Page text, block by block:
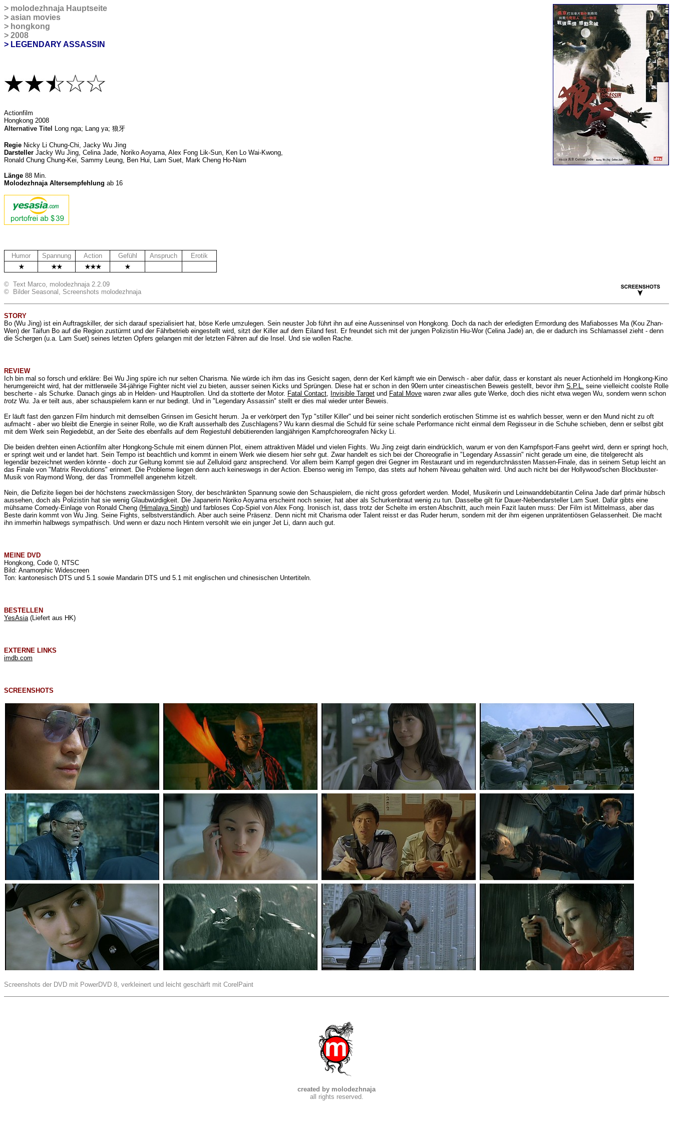
> molodezhnaja Hauptseite
> asian movies
> hongkong
> 2008
> LEGENDARY ASSASSIN
Actionfilm
Hongkong 2008
Alternative Titel
Long nga; Lang ya; 狼牙
Regie Nicky Li Chung-Chi, Jacky Wu Jing
Darsteller Jacky Wu Jing, Celina Jade, Noriko Aoyama, Alex Fong Lik-Sun, Ken Lo Wai-Kwong,
Ronald Chung Chung-Kei, Sammy Leung, Ben Hui, Lam Suet, Mark Cheng Ho-Nam
Länge 88 Min.
Molodezhnaja Altersempfehlung ab 16
Humor Spannung Action Gefühl Anspruch
Erotik
© Text Marco, molodezhnaja 2.2.09
© Bilder Seasonal, Screenshots molodezhnaja
STORY
Bo (Wu Jing) ist ein Auftragskiller, der sich darauf spezialisiert hat, böse Kerle umzulegen. Sein neuster Job führt ihn auf eine Ausseninsel von Hongkong. Doch da nach der erledigten Ermordung des Mafiabosses Ma (Kou Zhan-
Wen) der Taifun Bo auf die Region zustürmt und der Fährbetrieb eingestellt wird, sitzt der Killer auf dem Eiland fest. Er freundet sich mit der jungen Polizistin Hiu-Wor (Celina Jade) an, die er dadurch ins Schlamassel zieht - denn
die Schergen (u.a. Lam Suet) seines letzten Opfers gelangen mit der letzten Fähren auf die Insel. Und sie wollen Rache.
REVIEW
Ich bin mal so forsch und erkläre: Bei Wu Jing spüre ich nur selten Charisma. Nie würde ich ihm das ins Gesicht sagen, denn der Kerl kämpft wie ein Derwisch - aber dafür, dass er konstant als neuer Actionheld im Hongkong-Kino
herumgereicht wird, hat der mittlerweile 34-jährige Fighter nicht viel zu bieten, ausser seinen Kicks und Sprüngen. Diese hat er schon in den 90ern unter cineastischen Beweis gestellt, bevor ihm S.P.L. seine vielleicht coolste Rolle
bescherte - als Schurke. Danach gings ab in Helden- und Hauptrollen. Und da stotterte der Motor. Fatal Contact, Invisible Target und Fatal Move waren zwar alles gute Werke, doch dies nicht etwa wegen Wu, sondern wenn schon
trotz Wu. Ja er teilt aus, aber schauspielern kann er nur bedingt. Und in "Legendary Assassin" stellt er dies mal wieder unter Beweis.
Er läuft fast den ganzen Film hindurch mit demselben Grinsen im Gesicht herum. Ja er verkörpert den Typ "stiller Killer" und bei seiner nicht sonderlich erotischen Stimme ist es wahrlich besser, wenn er den Mund nicht zu oft
aufmacht - aber wo bleibt die Energie in seiner Rolle, wo die Kraft ausserhalb des Zuschlagens? Wu kann diesmal die Schuld für seine schale Performance nicht einmal dem Regisseur in die Schuhe schieben, denn er selbst gibt
mit dem Werk sein Regiedebüt, an der Seite des ebenfalls auf dem Regiestuhl debütierenden langjährigen Kampfchoreografen Nicky Li.
Die beiden drehten einen Actionfilm alter Hongkong-Schule mit einem dünnen Plot, einem attraktiven Mädel und vielen Fights. Wu Jing zeigt darin eindrücklich, warum er von den Kampfsport-Fans geehrt wird, denn er springt hoch,
er springt weit und er landet hart. Sein Tempo ist beachtlich und kommt in einem Werk wie diesem hier sehr gut. Zwar handelt es sich bei der Choreografie in "Legendary Assassin" nicht gerade um eine, die titelgerecht als
legendär bezeichnet werden könnte - doch zur Geltung kommt sie auf Zelluloid ganz ansprechend. Vor allem beim Kampf gegen drei Gegner im Restaurant und im regendurchnässten Massen-Finale, das in seinem Setup leicht an
das Finale von "Matrix Revolutions" erinnert. Die Probleme liegen denn auch keineswegs in der Action. Ebenso wenig im Tempo, das stets auf hohem Niveau gehalten wird. Und auch nicht bei der Hollywood'schen Blockbuster-
Musik von Raymond Wong, der das Trommelfell angenehm kitzelt.
Nein, die Defizite liegen bei der höchstens zweckmässigen Story, der beschränkten Spannung sowie den Schauspielern, die nicht gross gefordert werden. Model, Musikerin und Leinwanddebütantin Celina Jade darf primär hübsch
aussehen, doch als Polizistin hat sie wenig Glaubwürdigkeit. Die Japanerin Noriko Aoyama erscheint noch sexier, hat aber als Schurkenbraut wenig zu tun. Dasselbe gilt für Dauer-Nebendarsteller Lam Suet. Dafür gibts eine
mühsame Comedy-Einlage von Ronald Cheng (Himalaya Singh) und farbloses Cop-Spiel von Alex Fong. Ironisch ist, dass trotz der Schelte im ersten Abschnitt, auch mein Fazit lauten muss: Der Film ist Mittelmass, aber das
Beste darin kommt von Wu Jing. Seine Fights, selbstverständlich. Aber auch seine Präsenz. Denn nicht mit Charisma oder Talent reisst er das Ruder herum, sondern mit der ihm eigenen unprätentiösen Gelassenheit. Die macht
ihn immerhin halbwegs sympathisch. Und wenn er dazu noch Hintern versohlt wie ein junger Jet Li, dann auch gut.
MEINE DVD
Hongkong, Code 0, NTSC
Bild: Anamorphic Widescreen
Ton: kantonesisch DTS und 5.1 sowie Mandarin DTS und 5.1 mit englischen und chinesischen Untertiteln.
BESTELLEN
YesAsia(Liefert aus HK)
EXTERNE LINKS
imdb.com
SCREENSHOTS
Screenshots der DVD mit PowerDVD 8, verkleinert und leicht geschärft mit CorelPaint
created by molodezhnaja
all rights reserved.